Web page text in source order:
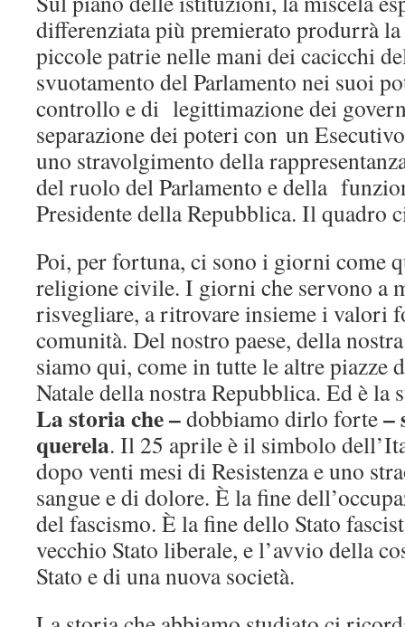
differenziata più premierato produrrà
piccole patrie nelle mani dei cacicchi
svuotamento del Parlamento nei suoi
controllo e di legittimazione dei
separazione dei poteri con un
uno stravolgimento della
del ruolo del Parlamento e della
Presidente della Repubblica. Il quadro
Poi, per fortuna, ci sono i giorni come
religione civile. I giorni che servono a
risvegliare, a ritrovare insieme i valori
comunità. Del nostro paese, della
siamo qui, come in tutte le altre piazze
Natale della nostra Repubblica. Ed è la
La storia che –dobbiamo dirlo forte–
querela. Il 25 aprile è il simbolo
dopo venti mesi di Resistenza e uno
sangue e di dolore. È la fine
del fascismo. È la fine dello Stato
vecchio Stato liberale, e l’avvio della
Stato e di una nuova società.